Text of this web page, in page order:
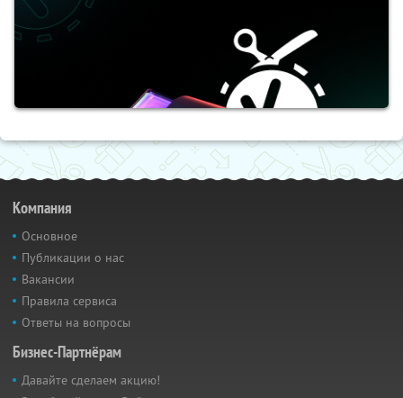
Компания
Основное
Публикации о нас
Вакансии
Правила сервиса
Ответы на вопросы
Бизнес-Партнёрам
Давайте сделаем акцию!